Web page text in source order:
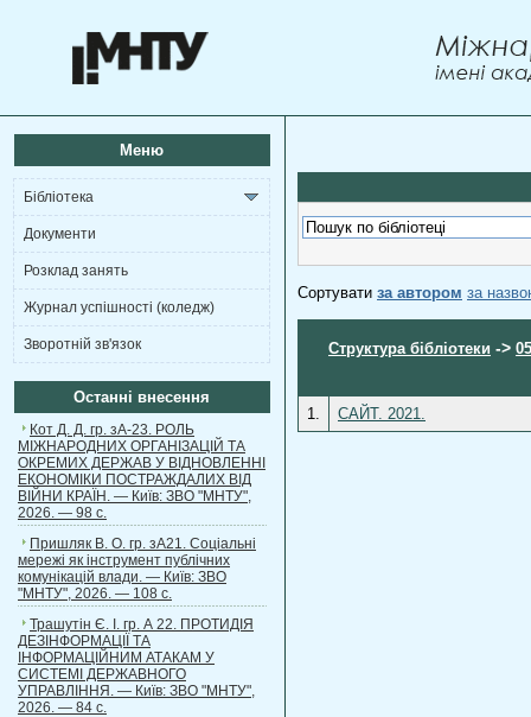
Меню
Бібліотека
Документи
Розклад занять
Журнал успішності (коледж)
Зворотній зв'язок
Останні внесення
Кот Д. Д. гр. зА-23. РОЛЬ
МІЖНАРОДНИХ ОРГАНІЗАЦІЙ ТА
ОКРЕМИХ ДЕРЖАВ У ВІДНОВЛЕННІ
ЕКОНОМІКИ ПОСТРАЖДАЛИХ ВІД
ВІЙНИ КРАЇН. — Київ: ЗВО "МНТУ",
2026. — 98 с.
Пришляк В. О. гр. зА21. Соціальні
мережі як інструмент публічних
комунікацій влади. — Київ: ЗВО
"МНТУ", 2026. — 108 с.
Трашутін Є. І. гр. А 22. ПРОТИДІЯ
ДЕЗІНФОРМАЦІЇ ТА
ІНФОРМАЦІЙНИМ АТАКАМ У
СИСТЕМІ ДЕРЖАВНОГО
УПРАВЛІННЯ. — Київ: ЗВО "МНТУ",
2026. — 84 с.
Сортувати за автором за
Структура бібліотеки ->
1. САЙТ. 2021.